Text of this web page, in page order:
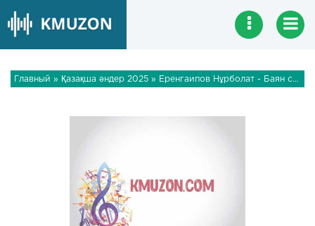
Главный » Қазақша әндер 2025 » Еренгаипов Нұрболат - Баян сұлу